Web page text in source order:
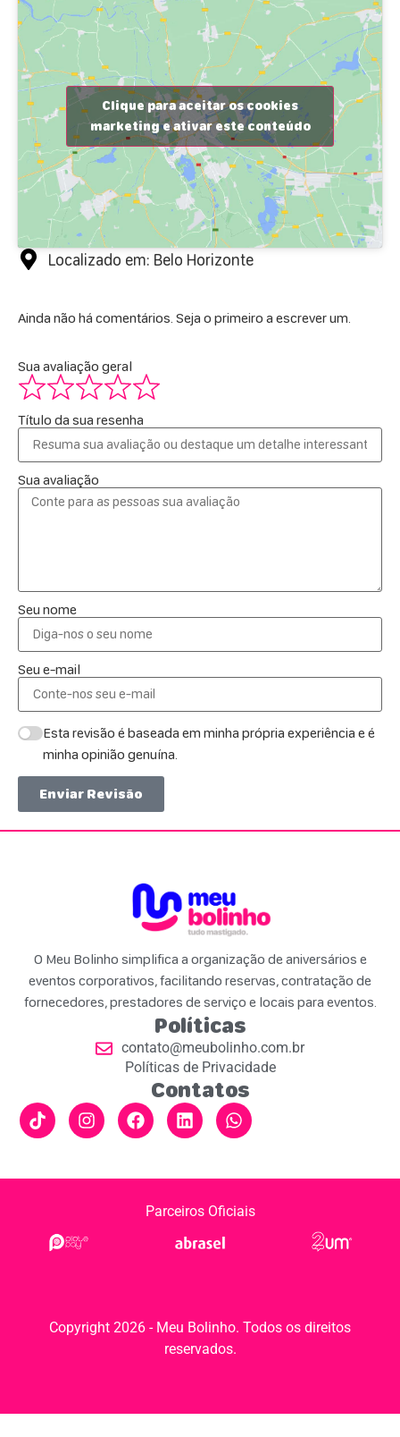
Clique para aceitar os cookies
marketing e ativar este conteúdo
Localizado em: Belo Horizonte
Ainda não há comentários. Seja o primeiro a escrever um.
Sua avaliação geral
Título da sua resenha
Sua avaliação
Seu nome
Seu e-mail
Esta revisão é baseada em minha própria experiência e é
minha opinião genuína.
Enviar Revisão
O Meu Bolinho simplifica a organização de aniversários e
eventos corporativos, facilitando reservas, contratação de
fornecedores, prestadores de serviço e locais para eventos.
Políticas
contato@meubolinho.com.br
Políticas de Privacidade
Contatos
Parceiros Oficiais
Copyright 2026 - Meu Bolinho. Todos os direitos
reservados.